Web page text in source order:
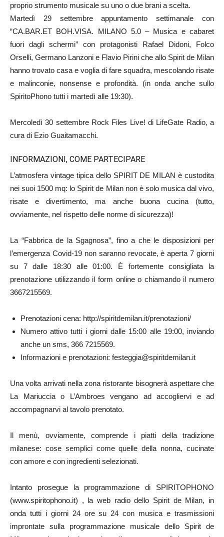
proprio strumento musicale su uno o due brani a scelta.
Martedì 29 settembre appuntamento settimanale con
“CA.BAR.ET BOH.VISA. MILANO 5.0 – Musica e cabaret
fuori dagli schermi” con protagonisti Rafael Didoni, Folco
Orselli, Germano Lanzoni e Flavio Pirini che allo Spirit de Milan
hanno trovato casa e voglia di fare squadra, mescolando risate
e malinconie, nonsense e profondità. (in onda anche sullo
SpiritoPhono tutti i martedì alle 19:30).
Mercoledì 30 settembre Rock Files Live! di LifeGate Radio, a
cura di Ezio Guaitamacchi.
INFORMAZIONI, COME PARTECIPARE
L’atmosfera vintage tipica dello SPIRIT DE MILAN è custodita
nei suoi 1500 mq: lo Spirit de Milan non è solo musica dal vivo,
risate e divertimento, ma anche buona cucina (tutto,
ovviamente, nel rispetto delle norme di sicurezza)!
La “Fabbrica de la Sgagnosa”, fino a che le disposizioni per
l’emergenza Covid-19 non saranno revocate, è aperta 7 giorni
su 7 dalle 18:30 alle 01:00. È fortemente consigliata la
prenotazione utilizzando il form online o chiamando il numero
3667215569.
Prenotazioni cena: http://spiritdemilan.it/prenotazioni/
Numero attivo tutti i giorni dalle 15:00 alle 19:00, inviando
anche un sms, 366 7215569.
Informazioni e prenotazioni: festeggia@spiritdemilan.it
Una volta arrivati nella zona ristorante bisognerà aspettare che
La Mariuccia o L’Ambroes vengano ad accogliervi e ad
accompagnarvi al tavolo prenotato.
Il menù, ovviamente, comprende i piatti della tradizione
milanese: cose semplici come quelle della nonna, cucinate
con amore e con ingredienti selezionati.
Intanto prosegue la programmazione di SPIRITOPHONO
(www.spiritophono.it) , la web radio dello Spirit de Milan, in
onda tutti i giorni 24 ore su 24 con musica e trasmissioni
improntate sulla programmazione musicale dello Spirit de